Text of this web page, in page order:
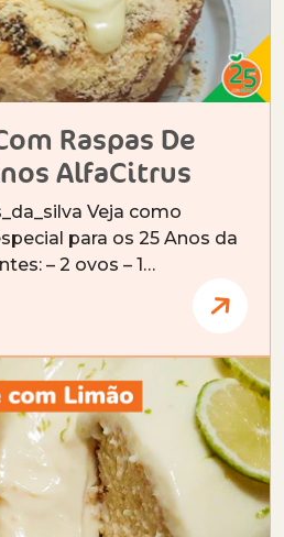
Raspas De
AlfaCitrus
Veja como
para os 25 Anos da
– 2 ovos – 1…